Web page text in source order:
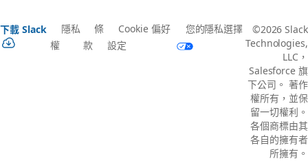
下載 Slack
隱私
權
條
款
Cookie 偏好
設定
您的隱私選擇
©2026 Slack
Technologies,
LLC，
Salesforce 旗
下公司。 著作
權所有，並保
留一切權利。
各個商標由其
各自的擁有者
所擁有。